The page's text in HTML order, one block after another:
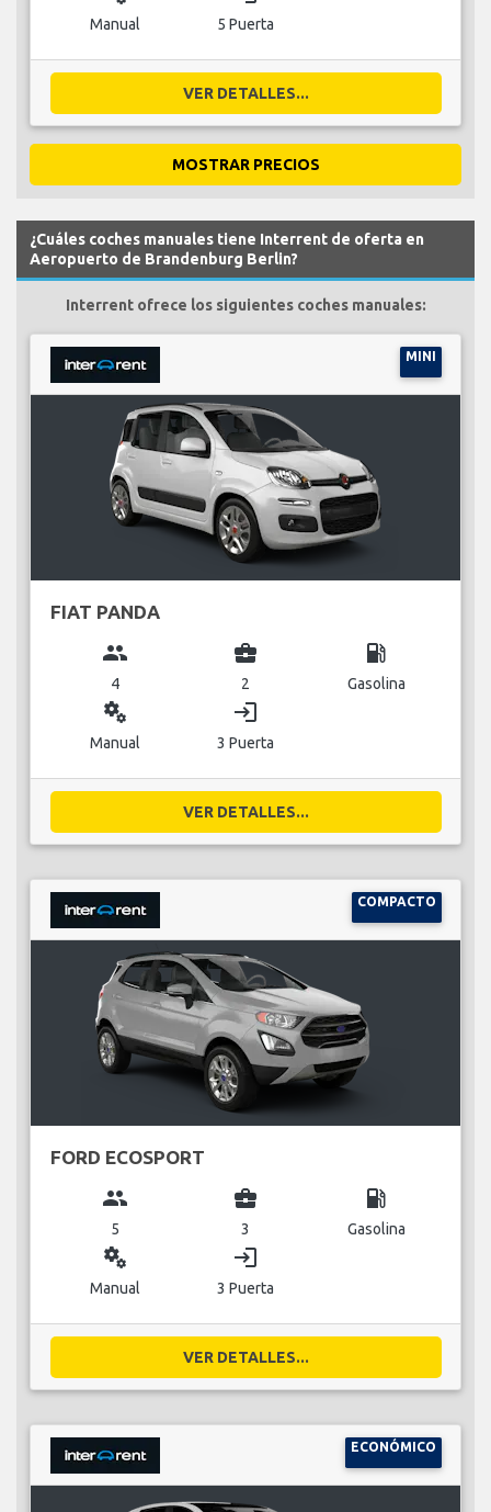
Manual 5 Puerta
VER DETALLES...
MOSTRAR PRECIOS
¿Cuáles coches manuales tiene Interrent de oferta en
Aeropuerto de Brandenburg Berlin?
Interrent ofrece los siguientes coches manuales:
MINI
FIAT PANDA
group
4
business_center
2
local_gas_station
Gasolina
miscellaneous_services
Manual
login
3 Puerta
VER DETALLES...
COMPACTO
FORD ECOSPORT
group
5
business_center
3
local_gas_station
Gasolina
miscellaneous_services
Manual
login
3 Puerta
VER DETALLES...
ECONÓMICO